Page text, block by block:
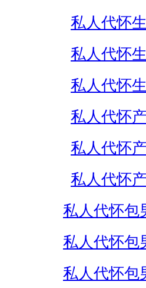
私人代怀
私人代怀
私人代怀
私人代怀
私人代怀
私人代怀
私人代怀包
私人代怀包
私人代怀包